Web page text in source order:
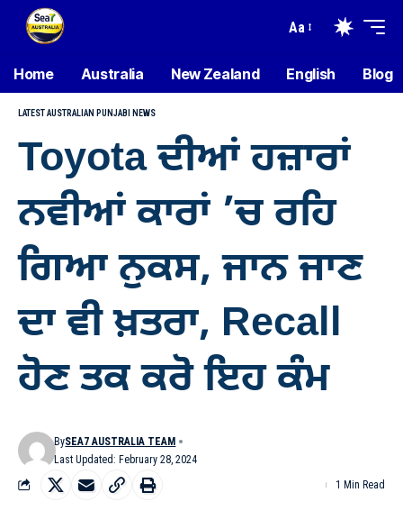
Aa
Home Australia New Zealand English Blog
LATEST AUSTRALIAN PUNJABI NEWS
Toyota ਦੀਆਂ ਹਜ਼ਾਰਾਂ
ਨਵੀਆਂ ਕਾਰਾਂ ’ਚ ਰਹਿ
ਗਿਆ ਨੁਕਸ, ਜਾਨ ਜਾਣ
ਦਾ ਵੀ ਖ਼ਤਰਾ, Recall
ਹੋਣ ਤਕ ਕਰੋ ਇਹ ਕੰਮ
Last Updated: February 28, 2024
BySEA7 AUSTRALIA TEAM
1 Min Read